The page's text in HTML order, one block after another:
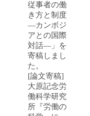
従事者の働
き方と制度
―カンボジ
アとの国際
対話―」を
寄稿しまし
た。
[論文寄稿]
大原記念労
働科学研究
所『労働の